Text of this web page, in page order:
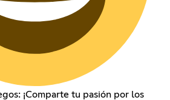
¡Comparte tu pasión por los